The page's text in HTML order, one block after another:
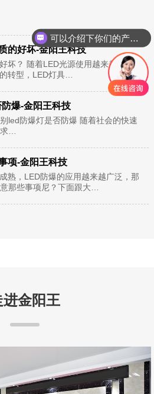
的好坏-金阳王科技
坏？ 随着LED光源使用越来越频繁，
转型，LED灯具…
爆-金阳王科技
led防爆灯是否防爆 随着社会的快速
…
项-金阳王科技
熟，LED防爆的应用越来越广泛，那
那些事项尼？下面跟大…
进金阳王
可以介绍下你们的产品么？